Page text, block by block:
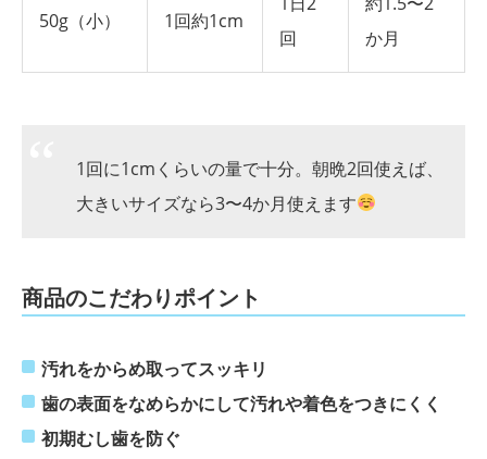
50g（小） 1回約1cm
回
か月
1回に1cmくらいの量で十分。朝晩2回使えば、
大きいサイズなら3〜4か月使えます
商品のこだわりポイント
汚れをからめ取ってスッキリ
歯の表面をなめらかにして汚れや着色をつきにくく
初期むし歯を防ぐ